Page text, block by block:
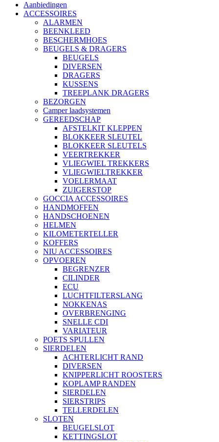
Aanbiedingen
ACCESSOIRES
ALARMEN
BEENKLEED
BESCHERMHOES
BEUGELS & DRAGERS
BEUGELS
DIVERSEN
DRAGERS
KUSSENS
TREEPLANK DRAGERS
BEZORGEN
Camper laadsystemen
GEREEDSCHAP
AFSTELKIT KLEPPEN
BLOKKEER SLEUTEL
BLOKKEER SLEUTELS
VEERTREKKER
VLIEGWIEL TREKKERS
VLIEGWIELTREKKER
VOELERMAAT
ZUIGERSTOP
GOCCIA ACCESSOIRES
HANDMOFFEN
HANDSCHOENEN
HELMEN
KILOMETERTELLER
KOFFERS
NIU ACCESSOIRES
OPVOEREN
BEGRENZER
CILINDER
ECU
LUCHTFILTERSLANG
NOKKENAS
OVERBRENGING
SNELLE CDI
VARIATEUR
POETS SPULLEN
SIERDELEN
ACHTERLICHT RAND
DIVERSEN
KNIPPERLICHT ROOSTERS
KOPLAMP RANDEN
SIERDELEN
SIERSTRIPS
TELLERDELEN
SLOTEN
BEUGELSLOT
KETTINGSLOT